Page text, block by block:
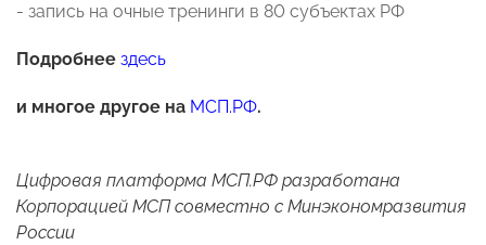
- запись на очные тренинги в 80 субъектах РФ
Подробнее здесь
и многое другое на МСП.РФ.
Цифровая платформа МСП.РФ разработана
Корпорацией МСП совместно с Минэкономразвития
России